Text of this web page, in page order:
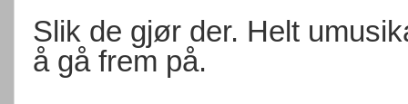
Slik de gjør der. Helt
å gå frem på.